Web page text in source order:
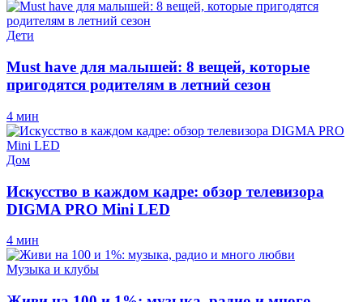
Дети
Must have для малышей: 8 вещей, которые
пригодятся родителям в летний сезон
4 мин
Дом
Искусство в каждом кадре: обзор телевизора
DIGMA PRO Mini LED
4 мин
Музыка и клубы